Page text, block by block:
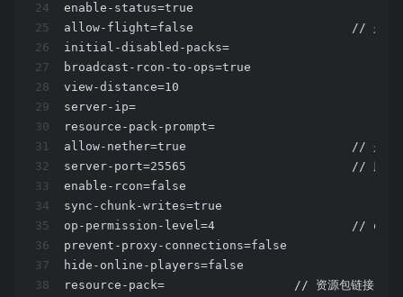
24
25
26
27
28
29
30
31
32
33
34
35
36
37
38
enable-status=true
allow-
initial-disabled-packs=
broadcast-rcon-to-ops=true
server-ip=
resource-pack-prompt=
allow-
server-port=25565
enable-rcon=false
sync-chunk-writes=true
op-permission-level=4
prevent-proxy-connections=false
hide-online-players=false
resource-pack=			// 资源包链接